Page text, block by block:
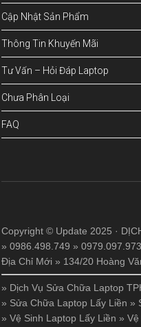
Cập Nhật Sản Phẩm
Thông Tin Khuyến Mãi
Tư Vấn – Hỏi Đáp Laptop
Chưa Phân Loại
FAQ
Copyright © Update 2025 ·
» 0986.498.749 »
Địa Chỉ Mới » 134/20 Hoàng
» Dịch Vụ Sửa Chữa Laptop
» Sửa Chữa Laptop Lấy Liền »
» Vệ Sinh Laptop Lấy Liền »